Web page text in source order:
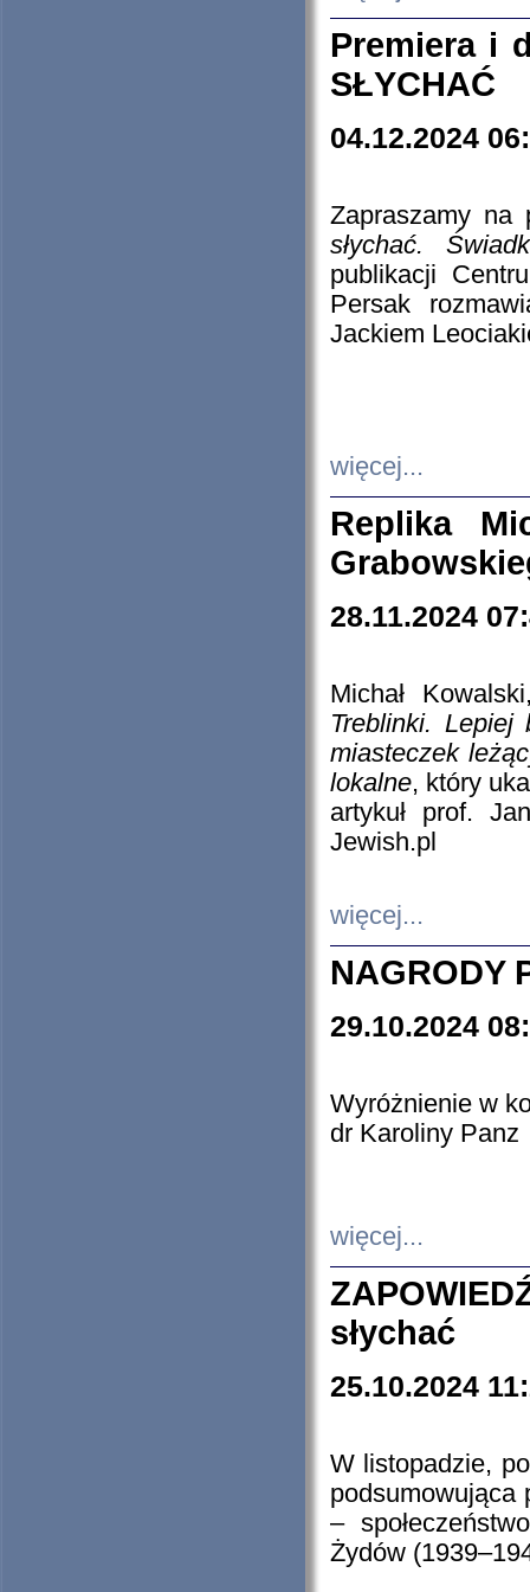
Premiera i
SŁYCHAĆ
04.12.2024
Zapraszamy
słychać.
publikacji
Persak
Jackiem
więcej...
Replika
28.11.2024
Michał
Treblinki. Lepiej
miasteczek
lokalne, który
artykuł prof.
Jewish.pl
więcej...
NAGRODY
29.10.2024
Wyróżnienie w
dr Karoliny Panz
więcej...
słychać
25.10.2024
W listopadzie,
podsumowująca
–
Żydów